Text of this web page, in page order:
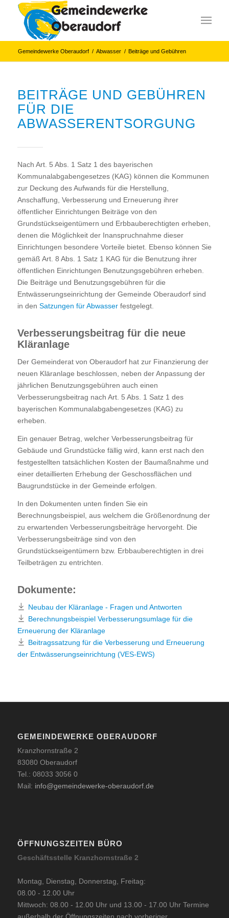
Gemeindewerke Oberaudorf / Abwasser / Beiträge und Gebühren
BEITRÄGE UND GEBÜHREN
FÜR DIE
ABWASSERENTSORGUNG
Nach Art. 5 Abs. 1 Satz 1 des bayerischen
Kommunalabgabengesetzes (KAG) können die Kommunen
zur Deckung des Aufwands für die Herstellung,
Anschaffung, Verbesserung und Erneuerung ihrer
öffentlicher Einrichtungen Beiträge von den
Grundstückseigentümern und Erbbauberechtigten erheben,
denen die Möglichkeit der Inanspruchnahme dieser
Einrichtungen besondere Vorteile bietet. Ebenso können Sie
gemäß Art. 8 Abs. 1 Satz 1 KAG für die Benutzung ihrer
öffentlichen Einrichtungen Benutzungsgebühren erheben.
Die Beiträge und Benutzungsgebühren für die
Entwässerungseinrichtung der Gemeinde Oberaudorf sind
in den Satzungen für Abwasserfestgelegt.
Verbesserungsbeitrag für die neue
Kläranlage
Der Gemeinderat von Oberaudorf hat zur Finanzierung der
neuen Kläranlage beschlossen, neben der Anpassung der
jährlichen Benutzungsgebühren auch einen
Verbesserungsbeitrag nach Art. 5 Abs. 1 Satz 1 des
bayerischen Kommunalabgabengesetzes (KAG) zu
erheben.
Ein genauer Betrag, welcher Verbesserungsbeitrag für
Gebäude und Grundstücke fällig wird, kann erst nach den
festgestellten tatsächlichen Kosten der Baumaßnahme und
einer detaillierten Erhebung der Geschossflächen und
Baugrundstücke in der Gemeinde erfolgen.
In den Dokumenten unten finden Sie ein
Berechnungsbeispiel, aus welchem die Größenordnung der
zu erwartenden Verbesserungsbeiträge hervorgeht. Die
Verbesserungsbeiträge sind von den
Grundstückseigentümern bzw. Erbbauberechtigten in drei
Teilbeträgen zu entrichten.
Dokumente:
Neubau der Kläranlage - Fragen und Antworten
Berechnungsbeispiel Verbesserungsumlage für die
Erneuerung der Kläranlage
Beitragssatzung für die Verbesserung und Erneuerung
der Entwässerungseinrichtung (VES-EWS)
GEMEINDEWERKE OBERAUDORF
Kranzhornstraße 2
83080 Oberaudorf
Tel.: 08033 3056 0
Mail: info@gemeindewerke-oberaudorf.de
ÖFFNUNGSZEITEN BÜRO
Geschäftsstelle Kranzhornstraße 2
Montag, Dienstag, Donnerstag, Freitag:
08.00 - 12.00 Uhr
Mittwoch: 08.00 - 12.00 Uhr und 13.00 - 17.00 Uhr Termine
außerhalb der Öffnungszeiten nach vorheriger